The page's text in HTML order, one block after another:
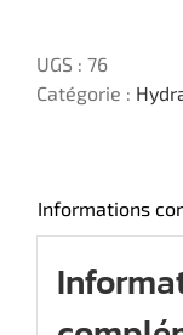
UGS : 76
Catégorie :
Informations